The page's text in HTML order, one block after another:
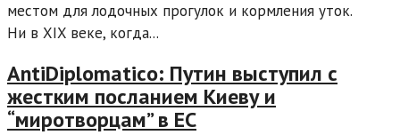
местом для лодочных прогулок и кормления уток.
Ни в XIX веке, когда...
AntiDiplomatico: Путин выступил с
жестким посланием Киеву и
“миротворцам” в ЕС